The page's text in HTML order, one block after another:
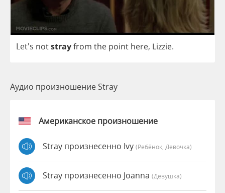
Let's notstrayfrom the point here, Lizzie.
Аудио произношение Stray
Американское произношение
Stray произнесенно Ivy (Ребёнок, Девочка)
Stray произнесенно Joanna (девушка)